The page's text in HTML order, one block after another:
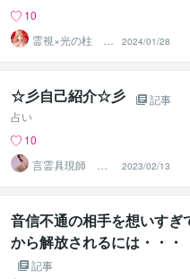
10
霊視×光の柱 カ
ルマ先生
2024/01/28
☆彡自己紹介☆彡
記事
占い
10
言霊具現師 稔
麗（ミレイ）
2023/02/13
音信不通の相手を想いすぎ
から解放されるには・・・
記事